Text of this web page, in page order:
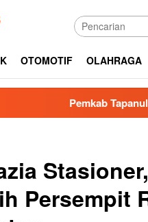
OTOMOTIF OLAHRAGA
Tapanuli Tengah
Persempit